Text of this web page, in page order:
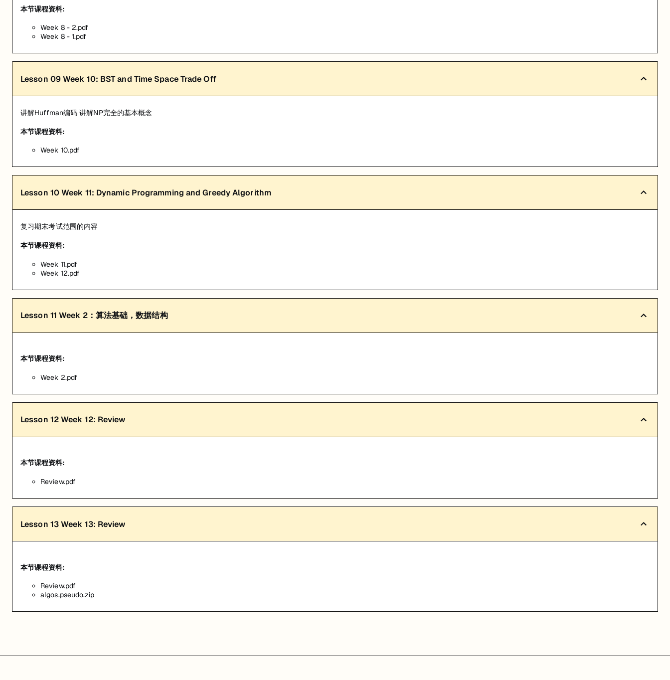
本节课程资料:
Week 8 - 2.pdf
Week 8 - 1.pdf
Lesson 09Week 10: BST and Time Space Trade Off
讲解Huffman编码 讲解NP完全的基本概念
本节课程资料:
Week 10.pdf
Lesson 10Week 11: Dynamic Programming and Greedy Algorithm
复习期末考试范围的内容
本节课程资料:
Week 11.pdf
Week 12.pdf
Lesson 11 Week 2：算法基础，数据结构
本节课程资料:
Week 2.pdf
Lesson 12Week 12: Review
本节课程资料:
Review.pdf
Lesson 13Week 13: Review
本节课程资料:
Review.pdf
algos.pseudo.zip